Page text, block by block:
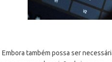
Embora também possa ser